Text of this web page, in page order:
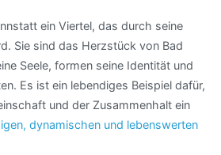
ein Viertel, das durch seine
Sie sind das Herzstück von Bad
Seele, formen seine Identität und
Es ist ein lebendiges Beispiel dafür,
und der Zusammenhalt ein
dynamischen und lebenswerten